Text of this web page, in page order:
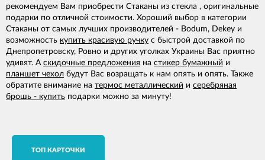
рекомендуем Вам приобрести Стаканы из стекла , оригинальные
подарки по отличной стоимости. Хороший выбор в категории
Стаканы от самых лучших производителей - Bodum, Dekey и
возможность купить красивую ручку с быстрой доставкой по
Днепропетровску, Ровно и других уголках Украины Вас приятно
удивят. А скидочные предложения на стикер бумажный и
планшет чехол будут Вас возращать к нам опять и опять. Также
обратите внимание на термос металлический и серебряная
брошь - купить подарки можно за минуту!
TОП КАРТОЧКИ